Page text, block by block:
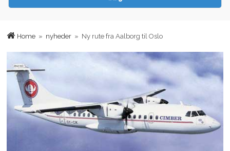
Home » nyheder » Ny rute fra Aalborg til Oslo